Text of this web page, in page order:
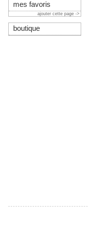
mes favoris
ajouter cette page ->
boutique